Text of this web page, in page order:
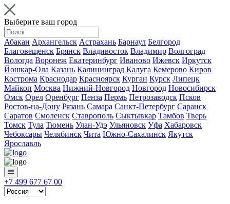
Выберите ваш город
Абакан Архангельск Астрахань Барнаул Белгород
Благовещенск Брянск Владивосток Владимир Волгоград
Вологда Воронеж Екатеринбург Иваново Ижевск Иркутск
Йошкар-Ола Казань Калининград Калуга Кемерово Киров
Кострома Краснодар Красноярск Курган Курск Липецк
Майкоп Москва Нижний-Новгород Новгород Новосибирск
Омск Орел Оренбург Пенза Пермь Петрозаводск Псков
Ростов-на-Дону Рязань Самара Санкт-Петербург Саранск
Саратов Смоленск Ставрополь Сыктывкар Тамбов Тверь
Томск Тула Тюмень Улан-Удэ Ульяновск Уфа Хабаровск
Чебоксары Челябинск Чита Южно-Сахалинск Якутск
Ярославль
+7 499 677 67 00